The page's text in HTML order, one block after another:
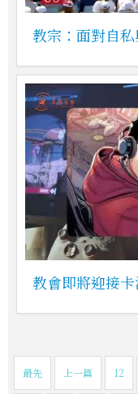
教宗：面對自
教會即將迎接
最先 上一篇 12